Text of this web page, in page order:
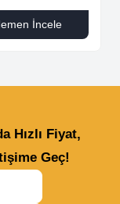
İncele
Hızlı Fiyat,
Geç!